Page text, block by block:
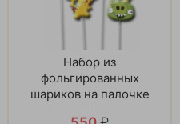
Набор из
фольгированных
шариков на палочке
«Цветной Подарок»